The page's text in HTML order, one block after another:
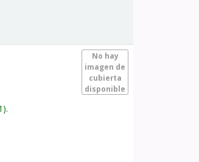
No hay
imagen de
cubierta
disponible